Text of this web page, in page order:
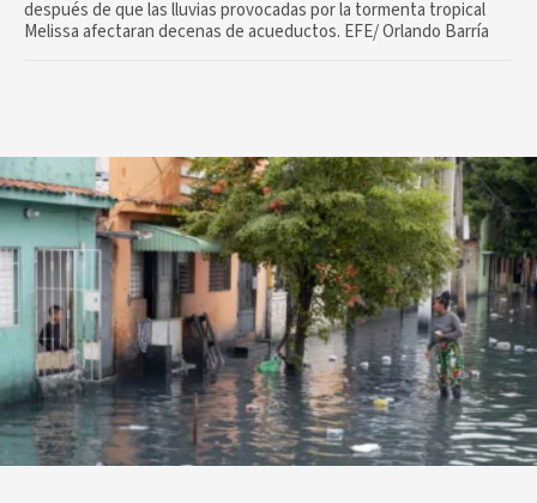
después de que las lluvias provocadas por la tormenta tropical
Melissa afectaran decenas de acueductos. EFE/ Orlando Barría